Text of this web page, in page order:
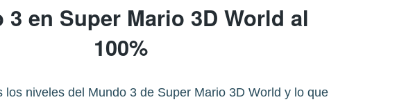
3 en Super Mario 3D World al
100%
los niveles del Mundo 3 de Super Mario 3D World y lo que